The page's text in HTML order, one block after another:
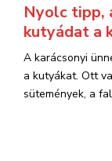
Nyolc tipp,
kutyádat a
A karácsonyi
a kutyákat. Ott
sütemények, a